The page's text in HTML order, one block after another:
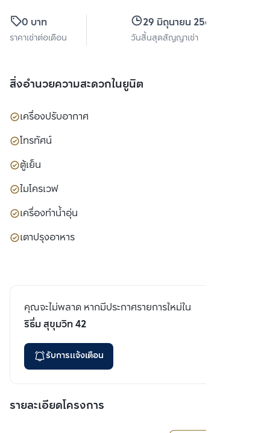
0 บาท
ราคาเช่าต่อเดือน
29 มิถุนายน 2569
วันสิ้นสุดสัญญาเช่า
สิ่งอำนวยความสะดวกในยูนิต
เครื่องปรับอากาศ
โทรทัศน์
ตู้เย็น
ไมโครเวฟ
เครื่องทำน้ำอุ่น
เตาปรุงอาหาร
คุณจะไม่พลาด หากมีประกาศรายการใหม่ใน
ริธึ่ม สุขุมวิท 42
รับการแจ้งเตือน
รายละเอียดโครงการ